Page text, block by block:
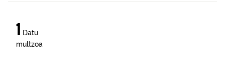
1 Datu
multzoa